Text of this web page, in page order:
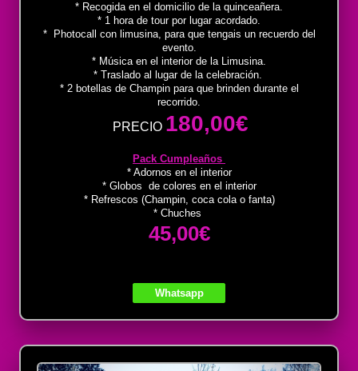
* Recogida en el domicilio de la quinceañera.
* 1 hora de tour por lugar acordado.
* Photocall con limusina, para que tengais un recuerdo del
evento.
* Música en el interior de la Limusina.
* Traslado al lugar de la celebración.
* 2 botellas de Champin para que brinden durante el
recorrido.
PRECIO 180,00€
Pack Cumpleaños
* Adornos en el interior
* Globos de colores en el interior
* Refrescos (Champin, coca cola o fanta)
* Chuches
45,00€
Whatsapp